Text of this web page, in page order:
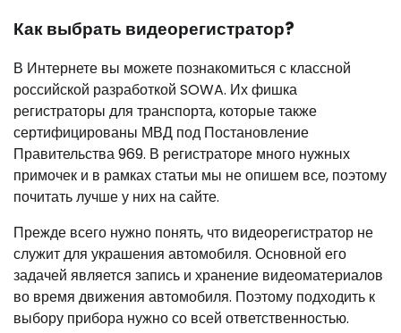
Как выбрать видеорегистратор?
В Интернете вы можете познакомиться с классной
российской разработкой SOWA. Их фишка
регистраторы для транспорта, которые также
сертифицированы МВД под Постановление
Правительства 969. В регистраторе много нужных
примочек и в рамках статьи мы не опишем все, поэтому
почитать лучше у них на сайте.
Прежде всего нужно понять, что видеорегистратор не
служит для украшения автомобиля. Основной его
задачей является запись и хранение видеоматериалов
во время движения автомобиля. Поэтому подходить к
выбору прибора нужно со всей ответственностью.